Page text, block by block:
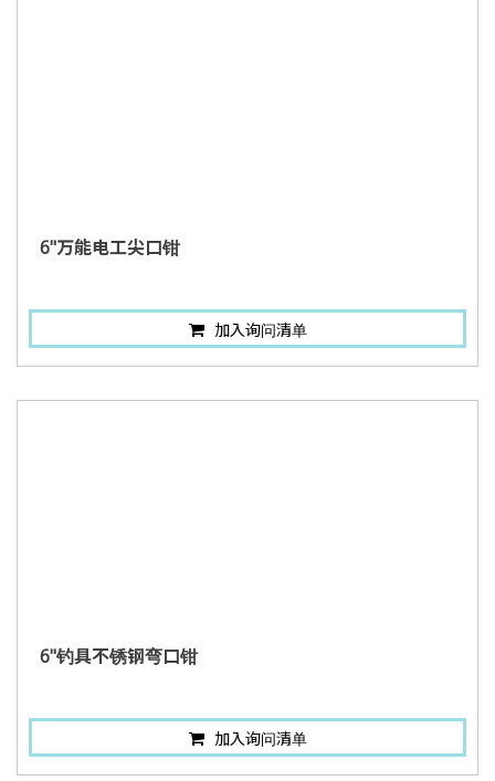
6"万能电工尖口钳
加入询问清单
6"钓具不锈钢弯口钳
加入询问清单